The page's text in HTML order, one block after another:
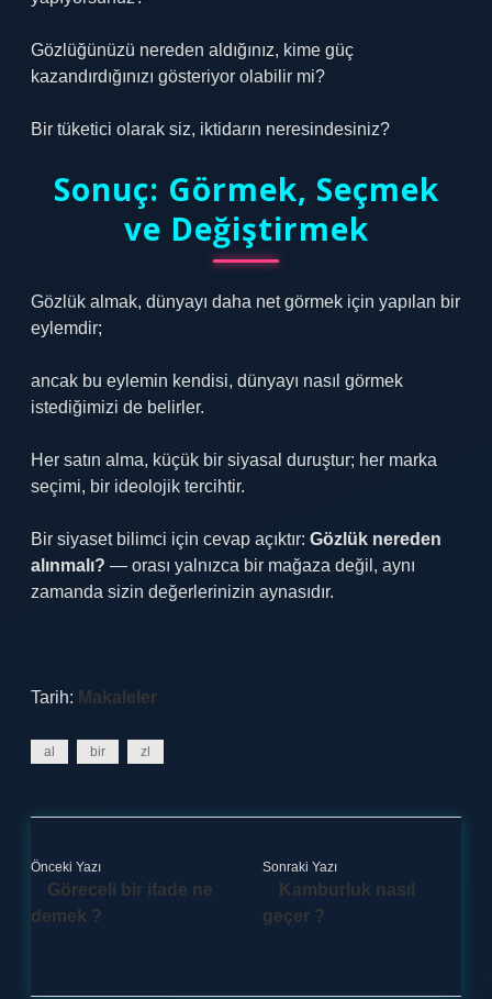
Gözlüğünüzü nereden aldığınız, kime güç
kazandırdığınızı gösteriyor olabilir mi?
Bir tüketici olarak siz, iktidarın neresindesiniz?
Sonuç: Görmek, Seçmek
ve Değiştirmek
Gözlük almak, dünyayı daha net görmek için yapılan bir
eylemdir;
ancak bu eylemin kendisi, dünyayı nasıl görmek
istediğimizi de belirler.
Her satın alma, küçük bir siyasal duruştur; her marka
seçimi, bir ideolojik tercihtir.
Bir siyaset bilimci için cevap açıktır: Gözlük nereden
alınmalı? — orası yalnızca bir mağaza değil, aynı
zamanda sizin değerlerinizin aynasıdır.
Tarih: Makaleler
al bir zl
Önceki Yazı
Göreceli bir ifade ne
demek ?
Sonraki Yazı
Kamburluk nasıl
geçer ?